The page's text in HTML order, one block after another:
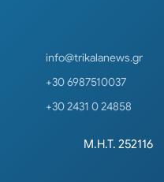
info@trikalanews.gr
+30 6987510037
+30 2431 0 24858
Μ.Η.Τ. 252116